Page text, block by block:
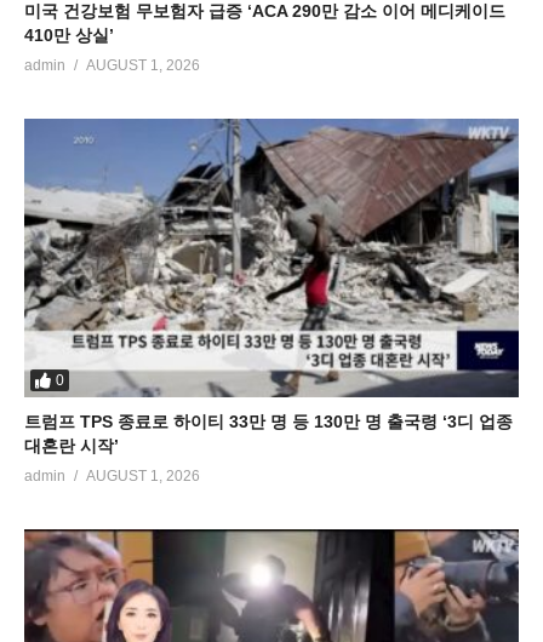
미국 건강보험 무보험자 급증 ‘ACA 290만 감소 이어 메디케이드
410만 상실’
admin AUGUST 1, 2026
0
트럼프 TPS 종료로 하이티 33만 명 등 130만 명 출국령 ‘3디 업종
대혼란 시작’
admin AUGUST 1, 2026